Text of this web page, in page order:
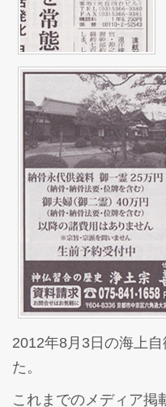
2012年8月3日の海上
た。
これまでのメディア掲